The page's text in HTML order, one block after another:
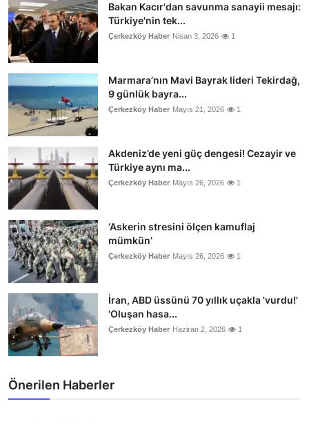
Bakan Kacır'dan savunma sanayii mesajı:
Türkiye'nin tek...
Çerkezköy Haber Nisan 3, 2026 1
Marmara’nın Mavi Bayrak lideri Tekirdağ,
9 günlük bayra...
Çerkezköy Haber Mayıs 21, 2026 1
Akdeniz’de yeni güç dengesi! Cezayir ve
Türkiye aynı ma...
Çerkezköy Haber Mayıs 26, 2026 1
‘Askerin stresini ölçen kamuflaj
mümkün’
Çerkezköy Haber Mayıs 26, 2026 1
İran, ABD üssünü 70 yıllık uçakla 'vurdu!'
'Oluşan hasa...
Çerkezköy Haber Haziran 2, 2026 1
Önerilen Haberler